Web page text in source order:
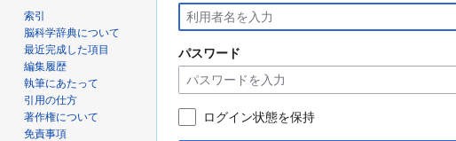
ビ
ゲ
ー
シ
ョ
ン
に
索
に
移
動
パスワード
ログイン状態を保持
索引
脳科学辞典について
最近完成した項目
編集履歴
執筆にあたって
引用の仕方
著作権について
免責事項